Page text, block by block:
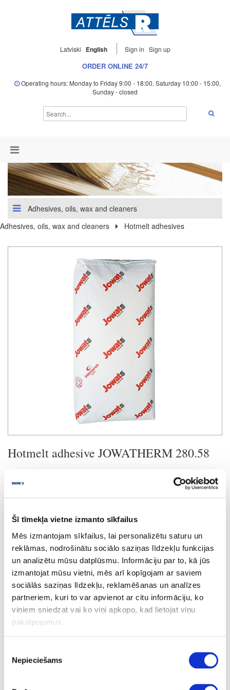
Šī tīmekļa vietne izmanto sīkfailus
Mēs izmantojam sīkfailus, lai personalizētu saturu un
reklāmas, nodrošinātu sociālo saziņas līdzekļu funkcijas
un analizētu mūsu datplūsmu. Informāciju par to, kā jūs
izmantojat mūsu vietni, mēs arī kopīgojam ar saviem
sociālās saziņas līdzekļu, reklamēšanas un analīzes
partneriem, kuri to var apvienot ar citu informāciju, ko
viņiem sniedzat vai ko viņi apkopo, kad lietojat viņu
pakalpojumus.
izvēle
Nepieciešams
Latviski English Sign in Sign up
ORDER ONLINE 24/7
Operating hours: Monday to Friday 9:00 - 18:00, Saturday 10:00 - 15:00,
Sunday - closed
Adhesives, oils, wax and cleaners
Adhesives, oils, wax and cleaners
Hotmelt adhesives
Hotmelt adhesive JOWATHERM 280.58
Safety data sheet
Ask question
Share product link
Print
41-H280.58-5
Hotmelt adhesive JOWATHERM